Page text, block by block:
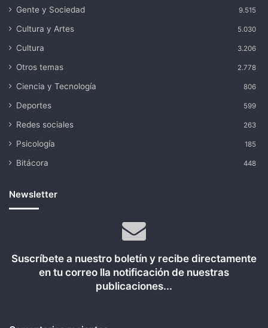
Gente y Sociedad 9.515
Cultura y Artes 5.030
Cultura 3.206
Otros temas 2.778
Ciencia y Tecnología 806
Deportes 599
Redes sociales 263
Psicología 185
Bitácora 448
Newsletter
Suscríbete a nuestro boletín y recibe directamente
en tu correo lla notificación de nuestras
publicaciones...